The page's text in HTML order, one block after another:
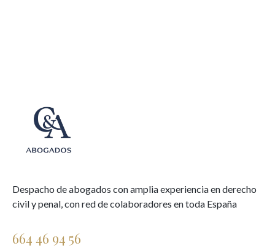
Despacho de abogados con amplia experiencia en derecho
civil y penal, con red de colaboradores en toda España
664 46 94 56